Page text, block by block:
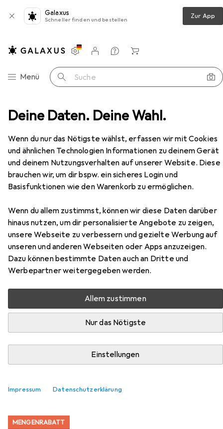
Deine Daten. Deine Wahl.
Wenn du nur das Nötigste wählst, erfassen wir mit Cookies
und ähnlichen Technologien Informationen zu deinem Gerät
und deinem Nutzungsverhalten auf unserer Website. Diese
brauchen wir, um dir bspw. ein sicheres Login und
Basisfunktionen wie den Warenkorb zu ermöglichen.
Wenn du allem zustimmst, können wir diese Daten darüber
hinaus nutzen, um dir personalisierte Angebote zu zeigen,
unsere Webseite zu verbessern und gezielte Werbung auf
unseren und anderen Webseiten oder Apps anzuzeigen.
Dazu können bestimmte Daten auch an Dritte und
Werbepartner weitergegeben werden.
Allem zustimmen
Nur das Nötigste
Einstellungen
Impressum Datenschutzerklärung
Galaxus
Schneller finden und bestellen Zur App
Navigation nach Kategorien
Menü Suche
Einstellungen
Kundenkonto
Vergleichslisten
Merklisten
Warenkorb
Kaba Aufschraub-Riegelschlösser Typ 2422
EUR
119,–
Kaba Aufschraub-Riegelschlösser Typ
2422
Zubehör für Kaba Aufschraub-
Riegelschlösser Typ 2422
Hier findest du passendes Zubehör zum Produkt Kaba
Aufschraub-Riegelschlösser Typ 2422 aus den
Beliebt Türschloss + Schliesszylinder Kaba Türgriff +
Relevanz
MENGENRABATT